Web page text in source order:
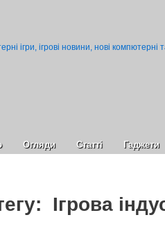
Огляди Статті Гаджети
Ігрова